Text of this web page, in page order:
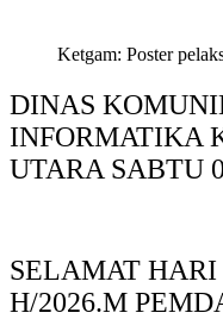
Ketgam: Poster
DINAS
INFORMATIKA
UTARA SABTU
SELAMAT
H/2026.M